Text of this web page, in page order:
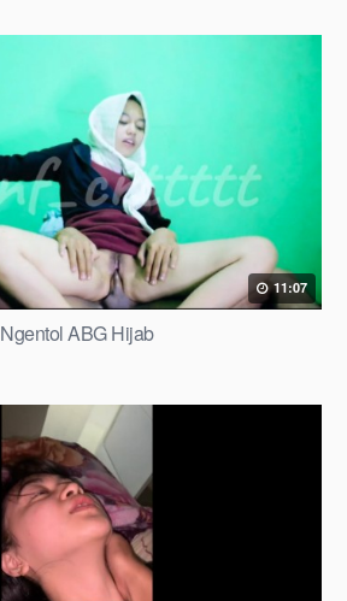
11:07
Ngentol ABG Hijab